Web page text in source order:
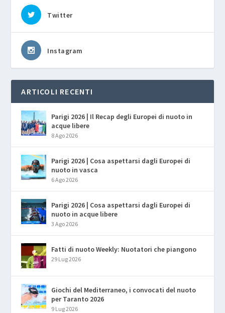
Twitter
Instagram
ARTICOLI RECENTI
Parigi 2026 | Il Recap degli Europei di nuoto in
acque libere
8 Ago 2026
Parigi 2026 | Cosa aspettarsi dagli Europei di
nuoto in vasca
6 Ago 2026
Parigi 2026 | Cosa aspettarsi dagli Europei di
nuoto in acque libere
3 Ago 2026
Fatti di nuoto Weekly: Nuotatori che piangono
29 Lug 2026
Giochi del Mediterraneo, i convocati del nuoto
per Taranto 2026
9 Lug 2026